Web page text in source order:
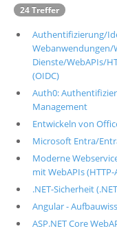
24 Treffer
Authentifizierung/
Webanwendungen/
Dienste/WebAPIs/
(OIDC)
Auth0:
Management
Entwickeln von
Microsoft Entra/
Moderne
mit WebAPIs
.NET-Sicherheit
Angular -
ASP.NET Core